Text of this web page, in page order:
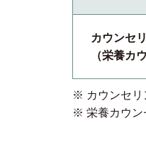
カウンセ
（栄養カ
※ カウンセリ
※ 栄養カウン